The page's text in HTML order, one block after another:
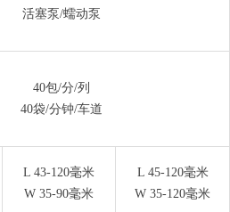
活塞泵/蠕动泵
40包/分/列
40袋/分钟/车道
L 43-120毫米
W 35-90毫米
L 45-120毫米
W 35-120毫米